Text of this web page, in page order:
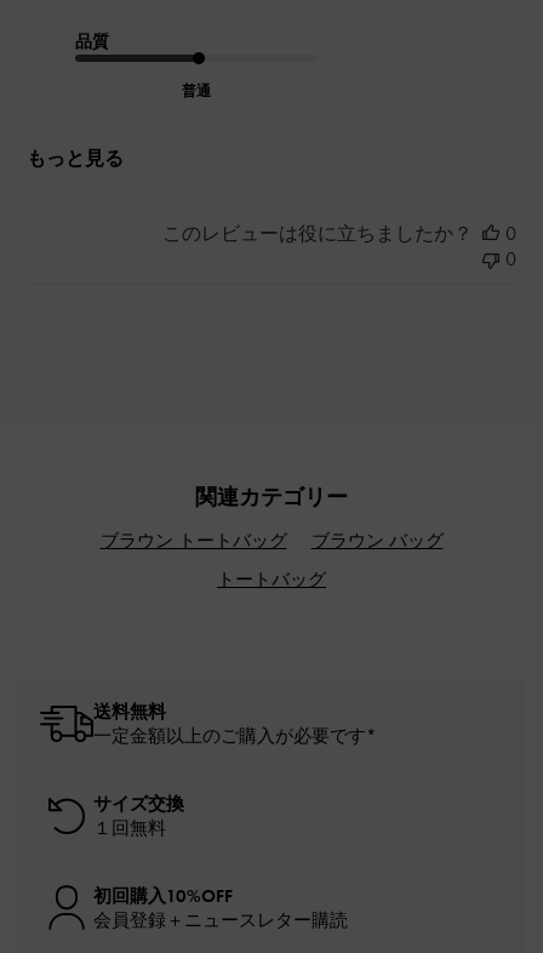
品質
普通
もっと見る
このレビューは役に立ちましたか？
0
0
関連カテゴリー
ブラウン トートバッグ
ブラウン バッグ
トートバッグ
送料無料
一定金額以上のご購入が必要です*
サイズ交換
１回無料
初回購入10%OFF
会員登録＋ニュースレター購読